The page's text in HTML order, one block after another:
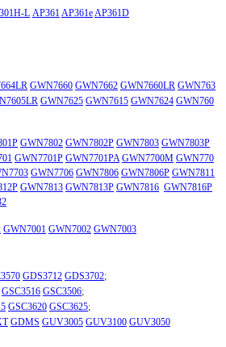
L AP361AP361eAP361D
GWN7660 GWN7662 GWN7660LR GWN763
GWN7625 GWN7615 GWN7624 GWN760
GWN7802 GWN7802P GWN7803 GWN7803P
GWN7701P GWN7701PA GWN7700M GWN770
GWN7706 GWN7806 GWN7806P GWN7811
GWN7813 GWN7813P GWN7816 GWN7816P
GWN7001 GWN7002 GWN7003
GDS3712 GDS3702;
GSC3516 GSC3506;
GSC3620 GSC3625;
GDMS GUV3005 GUV3100 GUV3050